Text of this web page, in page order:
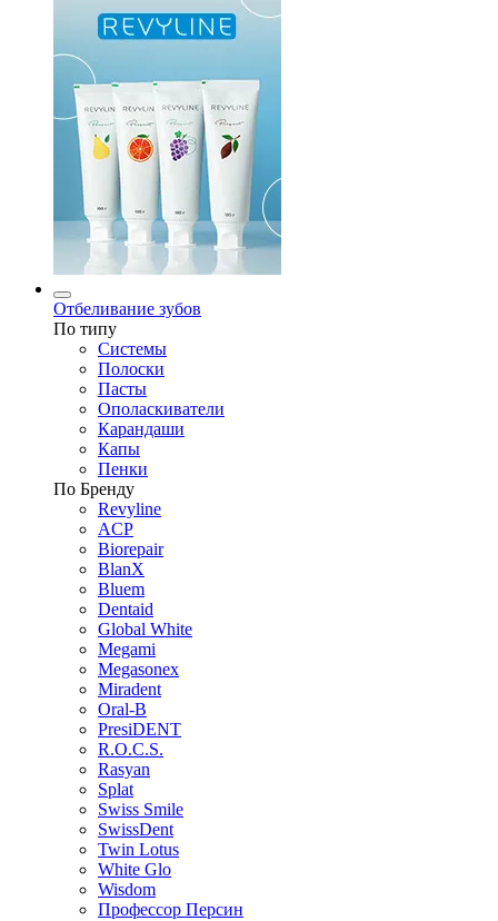
Отбеливание зубов
По типу
Системы
Полоски
Пасты
Ополаскиватели
Карандаши
Капы
Пенки
По Бренду
Revyline
ACP
Biorepair
BlanX
Bluem
Dentaid
Global White
Megami
Megasonex
Miradent
Oral-B
PresiDENT
R.O.C.S.
Rasyan
Splat
Swiss Smile
SwissDent
Twin Lotus
White Glo
Wisdom
Профессор Персин